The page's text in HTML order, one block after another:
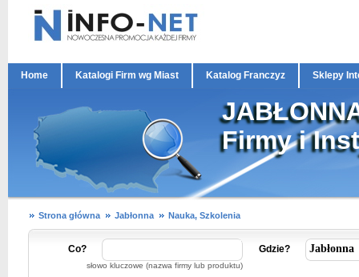
Home Katalogi Firm wg Miast Katalog Franczyz Sklepy
Firmy i
Strona główna Jabłonna Nauka, Szkolenia
Co?
słowo kluczowe (nazwa firmy lub produktu)
Gdzie?